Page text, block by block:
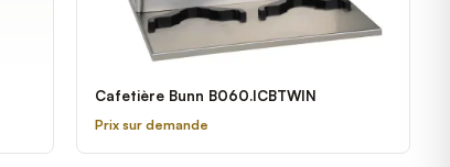
Cafetière Bunn B060.ICBTWIN
Prix sur demande